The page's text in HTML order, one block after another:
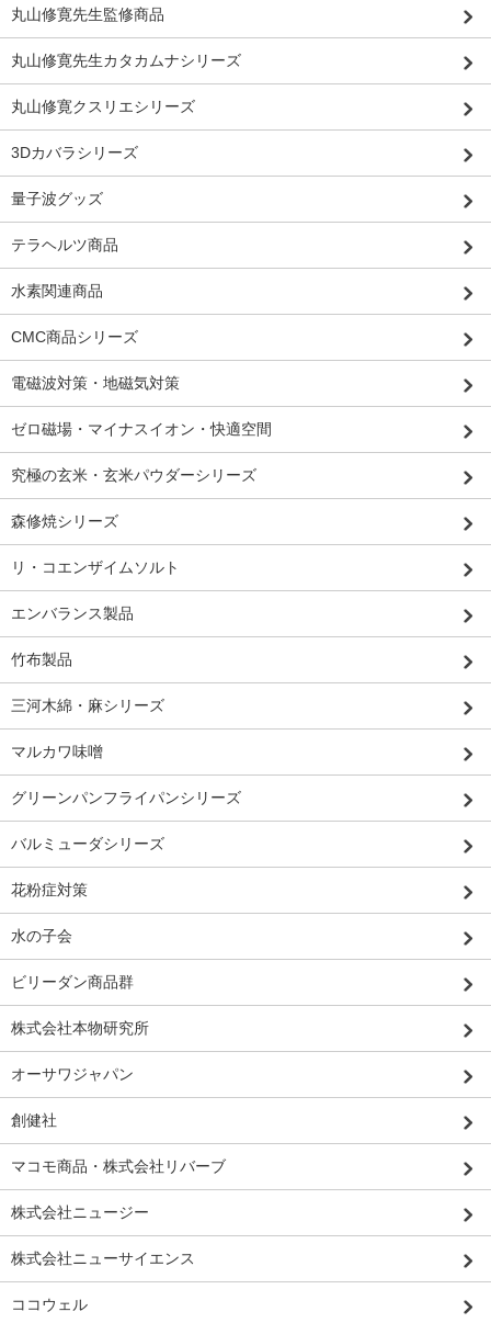
丸山修寛先生監修商品
丸山修寛先生カタカムナシリーズ
丸山修寛クスリエシリーズ
3Dカバラシリーズ
量子波グッズ
テラヘルツ商品
水素関連商品
CMC商品シリーズ
電磁波対策・地磁気対策
ゼロ磁場・マイナスイオン・快適空間
究極の玄米・玄米パウダーシリーズ
森修焼シリーズ
リ・コエンザイムソルト
エンバランス製品
竹布製品
三河木綿・麻シリーズ
マルカワ味噌
グリーンパンフライパンシリーズ
バルミューダシリーズ
花粉症対策
水の子会
ビリーダン商品群
株式会社本物研究所
オーサワジャパン
創健社
マコモ商品・株式会社リバーブ
株式会社ニュージー
株式会社ニューサイエンス
ココウェル